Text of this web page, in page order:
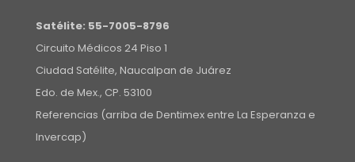
Satélite: 55-7005-8796
Circuito Médicos 24 Piso 1
Ciudad Satélite, Naucalpan de Juárez
Edo. de Mex., CP. 53100
Referencias (arriba de Dentimex entre La Esperanza e
Invercap)